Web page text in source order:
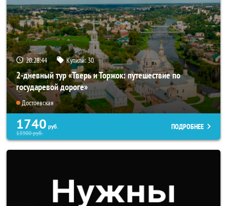
20:28:43 Купили:30
2-дневный тур «Тверь и Торжок: путешествие по
государевой дороге»
Достоевская
1740 руб.
13900руб.
ПОДРОБНЕЕ